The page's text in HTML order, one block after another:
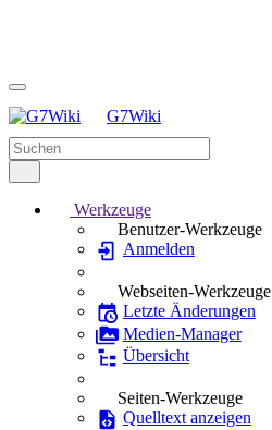
G7Wiki
Werkzeuge
Benutzer-Werkzeuge
Anmelden
Webseiten-Werkzeuge
Letzte Änderungen
Medien-Manager
Übersicht
Seiten-Werkzeuge
Quelltext anzeigen